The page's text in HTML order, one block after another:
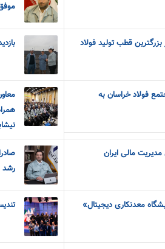
بزرگترین قطب تولید فولاد
فولاد خراسان به
مالی ایران
رشد
معدنکاری دیجیتال»